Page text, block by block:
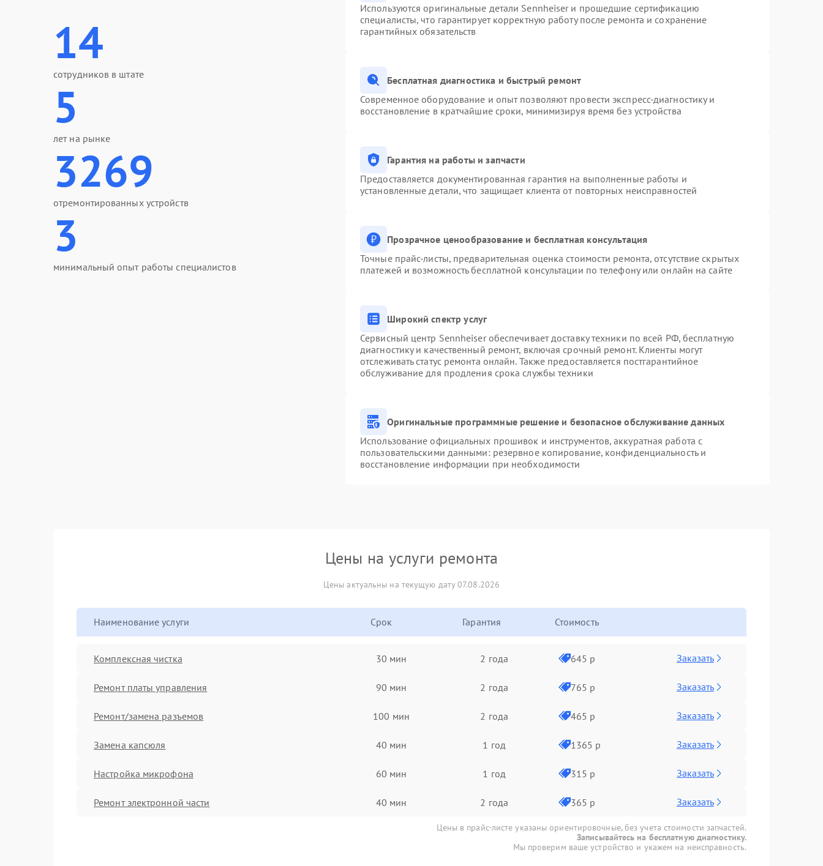
14
сотрудников в штате
5
лет на рынке
3269
отремонтированных устройств
3
минимальный опыт работы специалистов
Используются оригинальные детали Sennheiser и прошедшие сертификацию
специалисты, что гарантирует корректную работу после ремонта и сохранение
гарантийных обязательств
Бесплатная диагностика и быстрый ремонт
Современное оборудование и опыт позволяют провести экспресс-диагностику и
восстановление в кратчайшие сроки, минимизируя время без устройства
Гарантия на работы и запчасти
Предоставляется документированная гарантия на выполненные работы и
установленные детали, что защищает клиента от повторных неисправностей
Прозрачное ценообразование и бесплатная консультация
Точные прайс-листы, предварительная оценка стоимости ремонта, отсутствие скрытых
платежей и возможность бесплатной консультации по телефону или онлайн на сайте
Широкий спектр услуг
Сервисный центр Sennheiser обеспечивает доставку техники по всей РФ, бесплатную
диагностику и качественный ремонт, включая срочный ремонт. Клиенты могут
отслеживать статус ремонта онлайн. Также предоставляется постгарантийное
обслуживание для продления срока службы техники
Оригинальные программные решение и безопасное обслуживание данных
Использование официальных прошивок и инструментов, аккуратная работа с
пользовательскими данными: резервное копирование, конфиденциальность и
восстановление информации при необходимости
Цены на услуги ремонта
Цены актуальны на текущую дату 07.08.2026
Наименование услуги Срок Гарантия Стоимость
Комплексная чистка 30 мин 2 года 645 р Заказать
Ремонт платы управления 90 мин 2 года 765 р Заказать
Ремонт/замена разъемов 100 мин 2 года 465 р Заказать
Замена капсюля 40 мин 1 год 1365 р Заказать
Настройка микрофона 60 мин 1 год 315 р Заказать
Ремонт электронной части 40 мин 2 года 365 р Заказать
Цены в прайс-листе указаны ориентировочные, без учета стоимости запчастей.
Записывайтесь на бесплатную диагностику.
Мы проверим ваше устройство и укажем на неисправность.